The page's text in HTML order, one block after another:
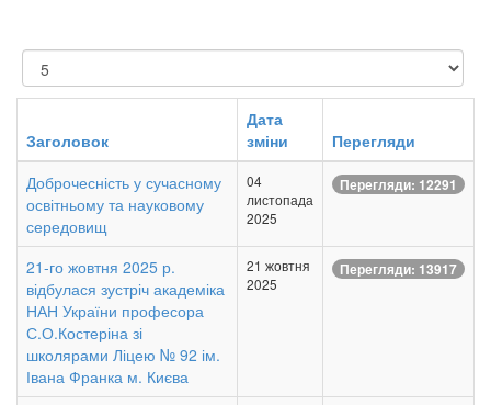
Показувати
Заголовок
Дата
зміни
Перегляди
Доброчесність у сучасному
освітньому та науковому
середовищ
04
листопада
2025
Перегляди: 12291
21-го жовтня 2025 р.
відбулася зустріч академіка
НАН України професора
С.О.Костеріна зі
школярами Ліцею № 92 ім.
Івана Франка м. Києва
21 жовтня
2025
Перегляди: 13917